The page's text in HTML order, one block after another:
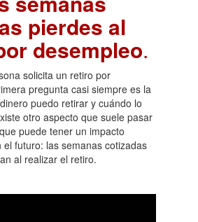
pierdes al
desempleo.
solicita un retiro por
pregunta casi siempre es la
puedo retirar y cuándo lo
otro aspecto que suele pasar
puede tener un impacto
el futuro: las semanas cotizadas
al realizar el retiro.